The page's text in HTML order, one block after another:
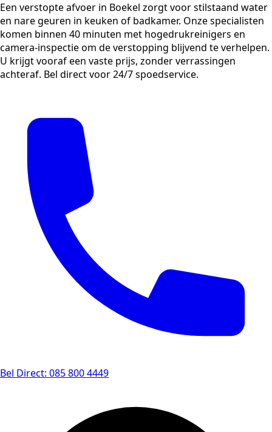
Een verstopte afvoer in Boekel zorgt voor stilstaand water
en nare geuren in keuken of badkamer. Onze specialisten
komen binnen 40 minuten met hogedrukreinigers en
camera-inspectie om de verstopping blijvend te verhelpen.
U krijgt vooraf een vaste prijs, zonder verrassingen
achteraf. Bel direct voor 24/7 spoedservice.
Bel Direct: 085 800 4449